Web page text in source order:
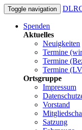
Toggle navigation
Spenden
Aktuelles
Neuigkeiten
Termine
Termine
Termine
Ortsgruppe
Impressum
Vorstand
Satzung